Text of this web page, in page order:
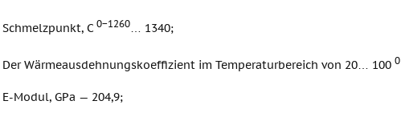
Schmelzpunkt, C 0−1260… 1340;
Der Wärmeausdehnungskoeffizient im Temperaturbereich von 20… 100 0
E-Modul, GPa — 204,9;